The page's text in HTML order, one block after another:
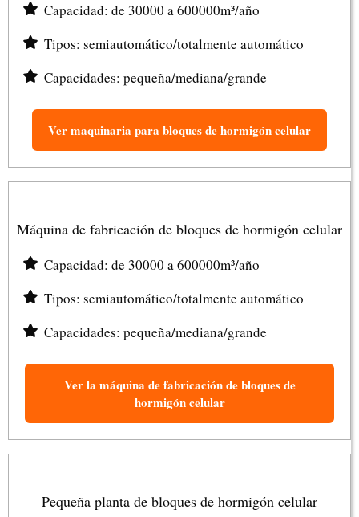
Capacidad: de 30000 a 600000m³/año
Tipos: semiautomático/totalmente automático
Capacidades: pequeña/mediana/grande
Ver maquinaria para bloques de hormigón celular
Máquina de fabricación de bloques de hormigón celular
Capacidad: de 30000 a 600000m³/año
Tipos: semiautomático/totalmente automático
Capacidades: pequeña/mediana/grande
Ver la máquina de fabricación de bloques de
hormigón celular
Pequeña planta de bloques de hormigón celular